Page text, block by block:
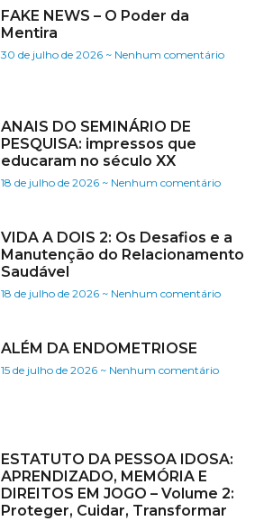
FAKE NEWS – O Poder da
Mentira
30 de julho de 2026 Nenhum comentário
ANAIS DO SEMINÁRIO DE
PESQUISA: impressos que
educaram no século XX
18 de julho de 2026 Nenhum comentário
VIDA A DOIS 2: Os Desafios e a
Manutenção do Relacionamento
Saudável
18 de julho de 2026 Nenhum comentário
ALÉM DA ENDOMETRIOSE
15 de julho de 2026 Nenhum comentário
ESTATUTO DA PESSOA IDOSA:
APRENDIZADO, MEMÓRIA E
DIREITOS EM JOGO – Volume 2:
Proteger, Cuidar, Transformar